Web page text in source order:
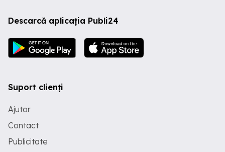
Descarcă aplicația Publi24
Suport clienți
Ajutor
Contact
Publicitate